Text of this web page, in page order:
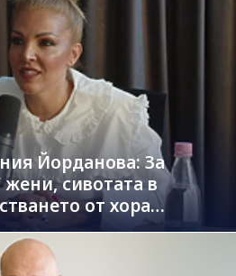
Йорданова: За
сивотата в
от хора